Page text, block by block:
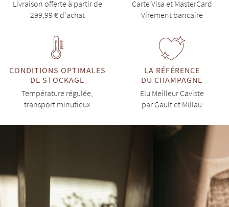
Livraison offerte à partir de
299,99 € d'achat
Carte Visa et MasterCard
Virement bancaire
CONDITIONS OPTIMALES
DE STOCKAGE
Température régulée,
transport minutieux
LA RÉFÉRENCE
DU CHAMPAGNE
Elu Meilleur Caviste
par Gault et Millau